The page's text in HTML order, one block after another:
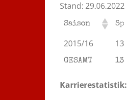
Stand: 29.06.2022
Saison Sp
2015/16 13
GESAMT 13
Karrierestatistik: